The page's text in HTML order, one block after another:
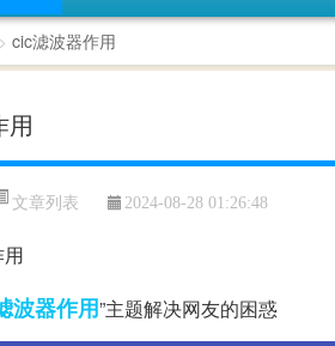
> cic滤波器作用
用
文章列表 2024-08-28 01:26:48
波器作用”主题解决网友的困惑